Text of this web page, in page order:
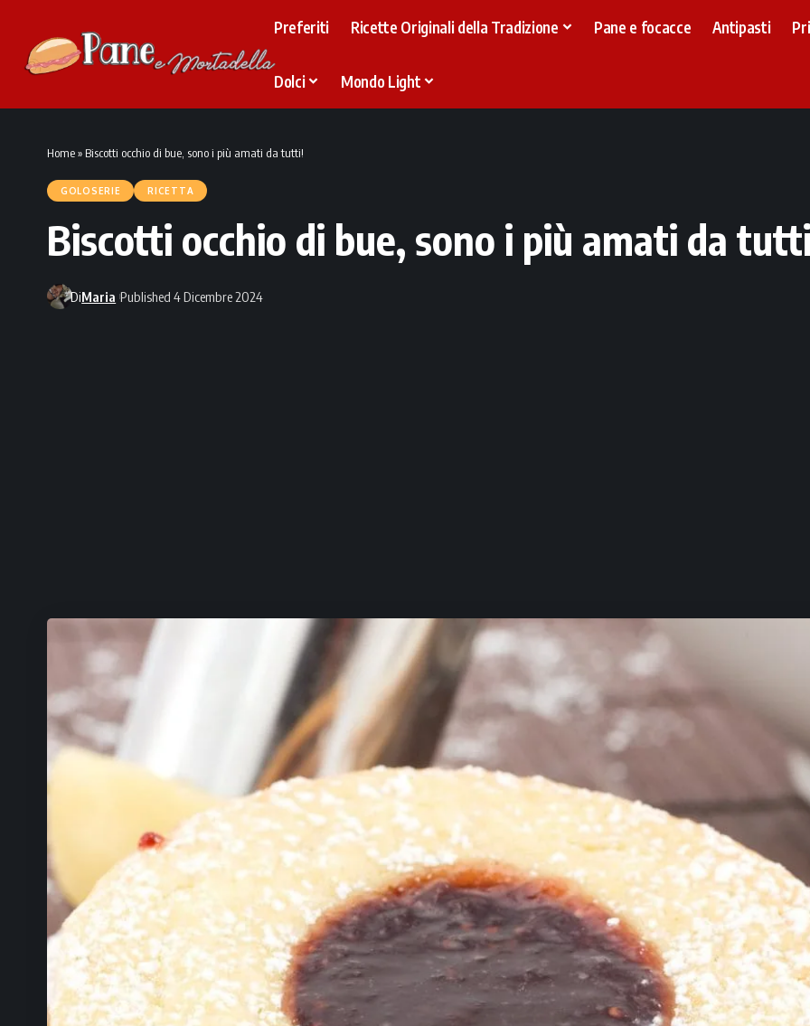
Preferiti Ricette Originali della Tradizione Pane e focacce Antipasti
Dolci Mondo Light
Home» Biscotti occhio di bue, sono i più amati da tutti!
GOLOSERIE RICETTA
Biscotti occhio di bue, sono i più amati da
DiMaria Published 4 Dicembre 2024